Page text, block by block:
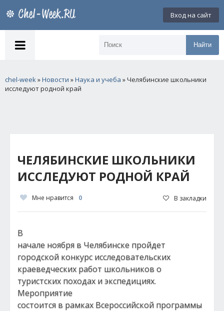
Вход на сайт
Найти
chel-week»Новости »Наука и учеба » Челябинские школьники
исследуют родной край
ЧЕЛЯБИНСКИЕ ШКОЛЬНИКИ
ИССЛЕДУЮТ РОДНОЙ КРАЙ
Мне нравится 0 В закладки
В
начале ноября в Челябинске пройдет
городской конкурс исследовательских
краеведческих работ школьников о
туристских походах и экспедициях.
Мероприятие
состоится в рамках Всероссийской программы